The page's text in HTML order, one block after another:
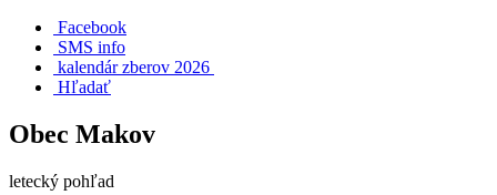
Facebook
SMS info
​ kalendár zberov 2026
Hľadať
Obec Makov
letecký pohľad